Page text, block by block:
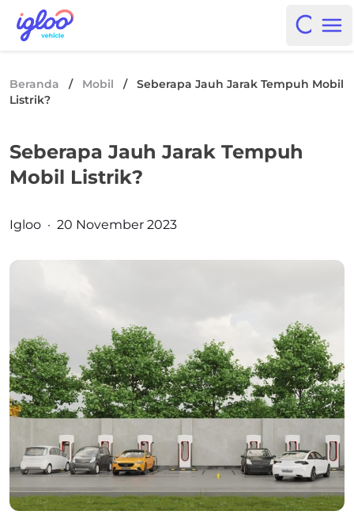
Skip to content
Igloo Blog
Open
Beranda / Mobil /
Seberapa Jauh Jarak Tempuh Mobil
Listrik?
Seberapa Jauh Jarak Tempuh
Mobil Listrik?
Posted by
Igloo · 20 November 2023